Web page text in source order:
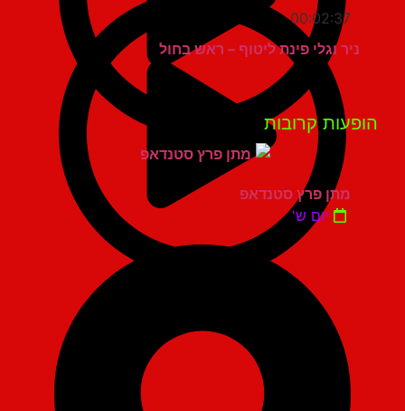
00:02:37
ניר וגלי פינת ליטוף – ראש בחול
קרובות
מתן פרץ סטנדאפ
יום ש'